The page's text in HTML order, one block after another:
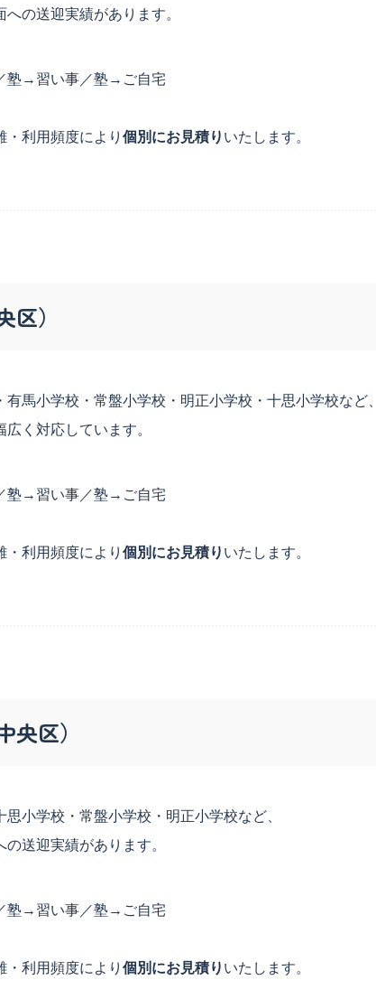
の送迎実績があります。
塾→習い事／塾→ご自宅
・利用頻度により 個別にお見積り いたします。
）
馬小学校・常盤小学校・明正小学校・十思小学校など、
く対応しています。
塾→習い事／塾→ご自宅
・利用頻度により 個別にお見積り いたします。
区）
小学校・常盤小学校・明正小学校など、
送迎実績があります。
塾→習い事／塾→ご自宅
・利用頻度により 個別にお見積り いたします。